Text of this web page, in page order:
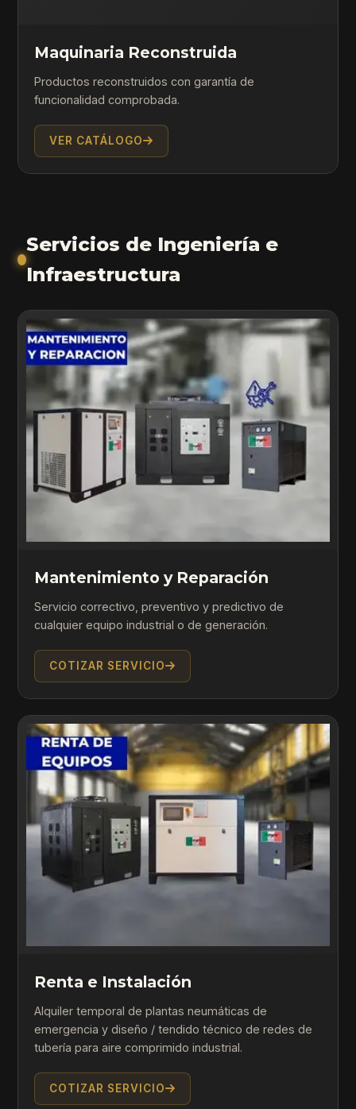
Maquinaria Reconstruida
Productos reconstruidos con garantía de
funcionalidad comprobada.
VER CATÁLOGO
Servicios de Ingeniería e
Infraestructura
Mantenimiento y Reparación
Servicio correctivo, preventivo y predictivo de
cualquier equipo industrial o de generación.
COTIZAR SERVICIO
Renta e Instalación
Alquiler temporal de plantas neumáticas de
emergencia y diseño / tendido técnico de redes de
tubería para aire comprimido industrial.
COTIZAR SERVICIO